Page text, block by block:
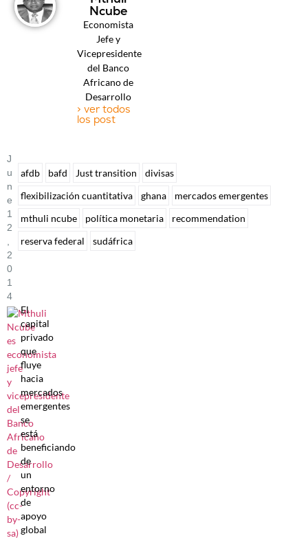
Ncube
Economista
Jefe y
Vicepresidente
del Banco
Africano de
Desarrollo
> ver todos
los post
J
U
N
E
1
2
2
0
1
4
El
capital
privado
que
fluye
hacia
mercados
emergentes
se
está
beneficiando
de
un
entorno
de
apoyo
global
afdb bafd Just transition
divisas
flexibilización cuantitativa
ghana
mercados emergentes
mthuli ncube
política monetaria
recommendation
reserva federal
sudáfrica